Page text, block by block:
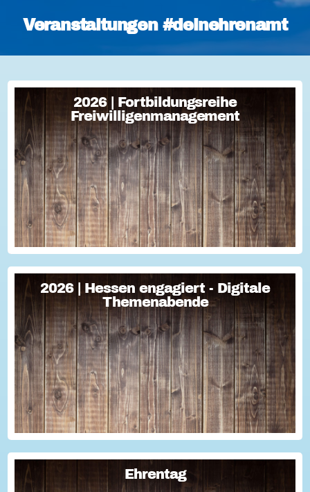
Veranstaltungen #deinehrenamt
2026 | Fortbildungsreihe
Freiwilligenmanagement
2026 | Fortbildungsreihe
Freiwilligenmanagement
Freiwilligenmanagement Kompakt Strategisches
Freiwilligenmanagement und praktische Umsetzung Im Fokus
Teil 1 Für Engagement begeistern: Freiwillige gewinnen Im
Fokus Teil 2 Eine Frage der H...
2026 | Hessen engagiert - Digitale
Themenabende
2026 | Hessen engagiert - Digitale
Themenabende
Sie haben Fragen zum Thema "Versicherung im Ehrenamt"?
Oder wollten schon immer mal lernen, wie man Engagement-
Geschichten für die Öffentlichkeitsarbeit des Vereins
nutzen kann? Dann haben wir da was!...
Ehrentag
Ehrentag